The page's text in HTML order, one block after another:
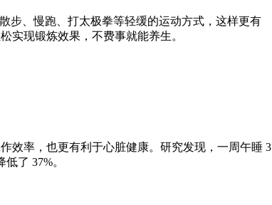
、慢跑、打太极拳等轻缓的运动方式，这样更有
实现锻炼效果，不费事就能养生。
率，也更有利于心脏健康。研究发现，一周午睡 3
了 37%。